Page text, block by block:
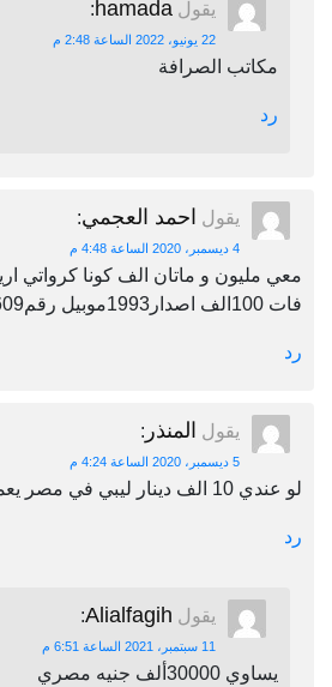
يقول hamada
:
22 يونيو، 2022 الساعة 2:48 م
مكاتب الصرافة
رد
يقول احمد العجمي:
4 ديسمبر، 2020 الساعة 4:48 م
معي مليون و ماتان الف كونا كرواتي
فات 100الف اصدار1993موبيل رقم01226312609
رد
يقول المنذر :
5 ديسمبر، 2020 الساعة 4:24 م
لو عندي 10 الف دينار ليبي في مصر يعملو كام مصري
رد
يقول Alialfagih
:
11 سبتمبر، 2021 الساعة 6:51 م
يساوي 30000ألف جنيه مصري